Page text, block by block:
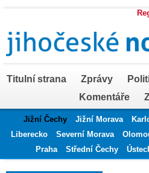
Titulní strana Zprávy
Komentáře
Jižní Čechy Jižní Morava
Liberecko
Severní Morava
Praha
Střední Čechy